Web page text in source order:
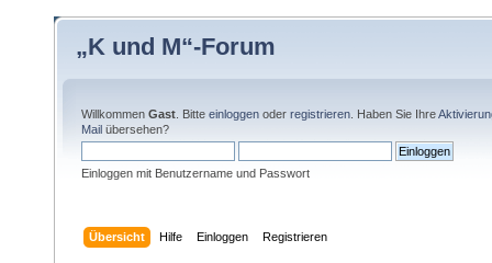
„K und M“-Forum
Willkommen Gast . Bitte einloggen oder registrieren . Haben Sie Ihre
Mail übersehen?
Einloggen mit Benutzername und Passwort
Übersicht Hilfe Einloggen Registrieren